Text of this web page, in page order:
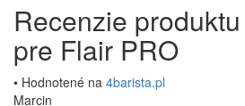
Recenzie
pre Flair PRO
• Hodnotené na 4barista.pl
Marcin